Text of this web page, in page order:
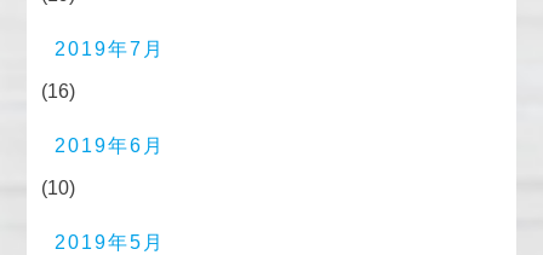
2019年7月
(16)
2019年6月
(10)
2019年5月